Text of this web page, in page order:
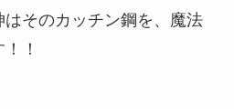
そのカッチン鋼を、魔法
！